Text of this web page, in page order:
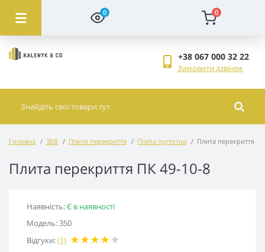
0 0
+38 067 000 32 22
Замовити дзвінок
Головна ЗБВ Плити перекриття Плита пустотна Плита перекриття
Плита перекриття ПК 49-10-8
Наявність:Є в наявності
Модель: 350
Відгуки:(1)